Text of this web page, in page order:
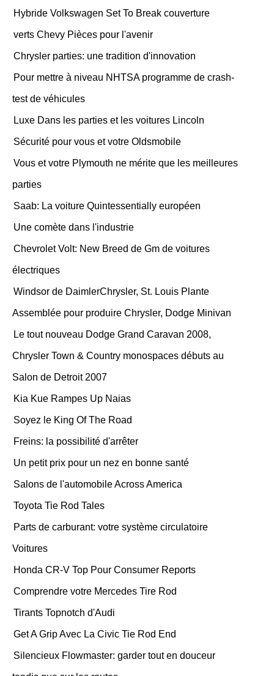
Hybride Volkswagen Set To Break couverture
verts Chevy Pièces pour l'avenir
Chrysler parties: une tradition d'innovation
Pour mettre à niveau NHTSA programme de crash-
test de véhicules
Luxe Dans les parties et les voitures Lincoln
Sécurité pour vous et votre Oldsmobile
Vous et votre Plymouth ne mérite que les meilleures
parties
Saab: La voiture Quintessentially européen
Une comète dans l'industrie
Chevrolet Volt: New Breed de Gm de voitures
électriques
Windsor de DaimlerChrysler, St. Louis Plante
Assemblée pour produire Chrysler, Dodge Minivan
Le tout nouveau Dodge Grand Caravan 2008,
Chrysler Town & Country monospaces débuts au
Salon de Detroit 2007
Kia Kue Rampes Up Naias
Soyez le King Of The Road
Freins: la possibilité d'arrêter
Un petit prix pour un nez en bonne santé
Salons de l'automobile Across America
Toyota Tie Rod Tales
Parts de carburant: votre système circulatoire
Voitures
Honda CR-V Top Pour Consumer Reports
Comprendre votre Mercedes Tire Rod
Tirants Topnotch d'Audi
Get A Grip Avec La Civic Tie Rod End
Silencieux Flowmaster: garder tout en douceur